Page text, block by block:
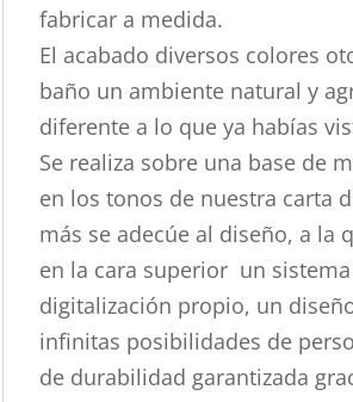
fabricar a medida.
El acabado diversos colores
baño un ambiente natural y
diferente a lo que ya habías
Se realiza sobre una base de
en los tonos de nuestra carta
más se adecúe al diseño, a la
en la cara superior un
digitalización propio, un
infinitas posibilidades de
de durabilidad garantizada